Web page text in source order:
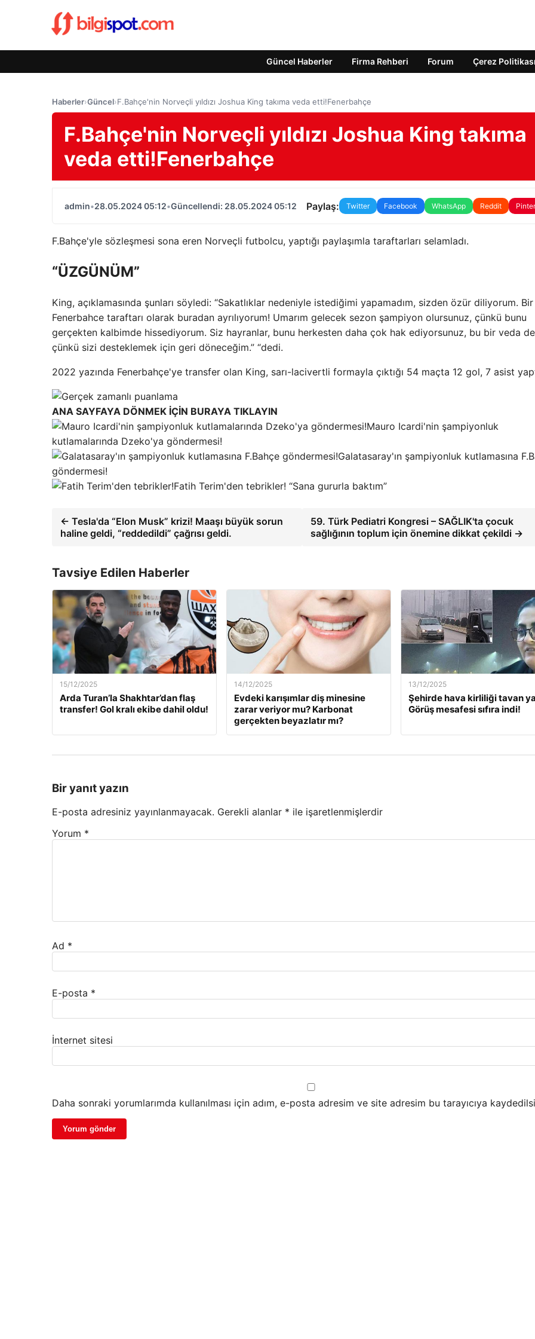
Güncel Haberler Firma Rehberi Forum Çerez Politikası
Haberler›Güncel›F.Bahçe'nin Norveçli yıldızı Joshua King takıma veda etti!Fenerbahçe
F.Bahçe'nin Norveçli yıldızı Joshua King takıma
veda etti!Fenerbahçe
admin•28.05.2024 05:12•Güncellendi: 28.05.2024 05:12 Paylaş: Twitter Facebook WhatsApp Reddit
F.Bahçe'yle sözleşmesi sona eren Norveçli futbolcu, yaptığı paylaşımla taraftarları selamladı.
“ÜZGÜNÜM”
King, açıklamasında şunları söyledi: “Sakatlıklar nedeniyle istediğimi yapamadım, sizden özür diliyorum. Bir
Fenerbahce taraftarı olarak buradan ayrılıyorum! Umarım gelecek sezon şampiyon olursunuz, çünkü bunu
gerçekten kalbimde hissediyorum. Siz hayranlar, bunu herkesten daha çok hak ediyorsunuz, bu bir veda
çünkü sizi desteklemek için geri döneceğim.” “dedi.
2022 yazında Fenerbahçe'ye transfer olan King, sarı-lacivertli formayla çıktığı 54 maçta 12 gol, 7 asist
ANA SAYFAYA DÖNMEK İÇİN BURAYA TIKLAYIN
Mauro Icardi'nin şampiyonluk
kutlamalarında Dzeko'ya göndermesi!
Galatasaray'ın şampiyonluk kutlamasına
göndermesi!
Fatih Terim'den tebrikler! “Sana gururla baktım”
← Tesla'da “Elon Musk” krizi! Maaşı büyük sorun
haline geldi, “reddedildi” çağrısı geldi.
59. Türk Pediatri Kongresi – SAĞLIK'ta çocuk
sağlığının toplum için önemine dikkat çekildi →
Tavsiye Edilen Haberler
15/12/2025
Arda Turan’la Shakhtar’dan flaş
transfer! Gol kralı ekibe dahil oldu!
14/12/2025
Evdeki karışımlar diş minesine
zarar veriyor mu? Karbonat
gerçekten beyazlatır mı?
13/12/2025
Şehirde hava kirliliği tavan
Görüş mesafesi sıfıra indi!
Bir yanıt yazın
E-posta adresiniz yayınlanmayacak. Gerekli alanlar * ile işaretlenmişlerdir
Yorum *
Ad *
E-posta *
İnternet sitesi
Daha sonraki yorumlarımda kullanılması için adım, e-posta adresim ve site adresim bu tarayıcıya